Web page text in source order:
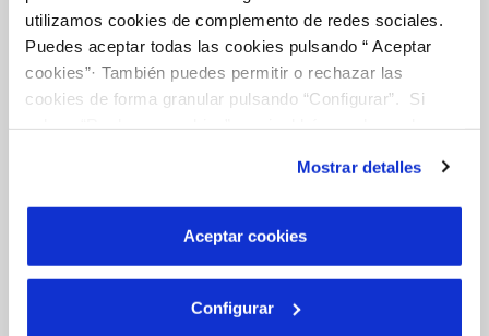
utilizamos cookies de complemento de redes sociales.
Puedes aceptar todas las cookies pulsando “ Aceptar
cookies”· También puedes permitir o rechazar las
cookies de forma granular pulsando “Configurar”. Si
son indispensables para que el sitio web funcione y que
por tanto no se pueden desactivar. Puedes consultar
más información en nuestraPolítica de Cookies
Mostrar detalles
Aceptar cookies
Configurar
OTRAS GESTIONES
COMPROMISO DE SERVICIO